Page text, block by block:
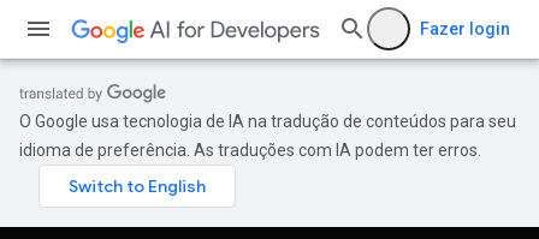
Fazer login
O Google usa tecnologia de IA na tradução de conteúdos para seu
idioma de preferência. As traduções com IA podem ter erros.